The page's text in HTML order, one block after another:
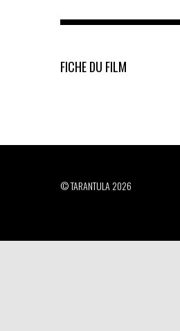
FICHE DU FILM
© TARANTULA 2026